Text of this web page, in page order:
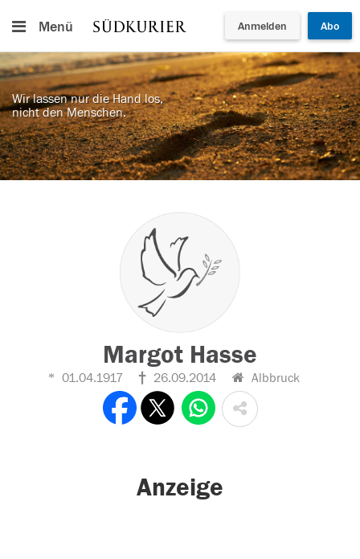
Menü Anmelden Abo
Wir lassen nur die Hand los,
nicht den Menschen.
Margot Hasse
01.04.1917 26.09.2014 Albbruck
Anzeige